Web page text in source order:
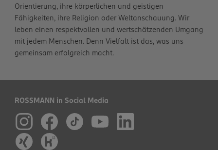
Orientierung, ihre körperlichen und geistigen
Fähigkeiten, ihre Religion oder Weltanschauung. Wir
leben einen respektvollen und wertschätzenden Umgang
mit jedem Menschen. Denn Vielfalt ist das, was uns
gemeinsam erfolgreich macht.
ROSSMANN in Social Media